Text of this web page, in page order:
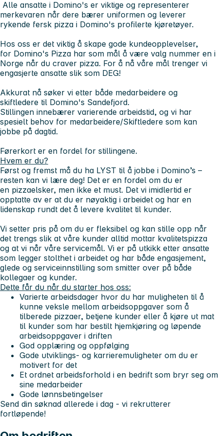
Alle ansatte i Domino's er viktige og representerer
merkevaren når dere bærer uniformen og leverer
rykende fersk pizza i Domino's profilerte kjøretøyer.
Hos oss er det viktig å skape gode kundeopplevelser,
for Domino's Pizza har som mål å være valg nummer en i
Norge når du craver pizza. For å nå våre mål trenger vi
engasjerte ansatte slik som DEG!
Akkurat nå søker vi etter både medarbeidere og
skiftledere til Domino's Sandefjord.
Stillingen innebærer varierende arbeidstid, og vi har
spesielt behov for medarbeidere/Skiftledere som kan
jobbe på dagtid.
Førerkort er en fordel for stillingene.
Hvem er du?
Først og fremst må du ha LYST til å jobbe i Domino’s –
resten kan vi lære deg! Det er en fordel om du er
en pizzaelsker, men ikke et must. Det vi imidlertid er
opptatte av er at du er nøyaktig i arbeidet og har en
lidenskap rundt det å levere kvalitet til kunder.
Vi setter pris på om du er fleksibel og kan stille opp når
det trengs slik at våre kunder alltid mottar kvalitetspizza
og at vi når våre servicemål. Vi er på utkikk etter ansatte
som legger stolthet i arbeidet og har både engasjement,
glede og serviceinnstilling som smitter over på både
kollegaer og kunder.
Dette får du når du starter hos oss:
Varierte arbeidsdager hvor du har muligheten til å
kunne veksle mellom arbeidsoppgaver som å
tilberede pizzaer, betjene kunder eller å kjøre ut mat
til kunder som har bestilt hjemkjøring og løpende
arbeidsoppgaver i driften
God opplæring og oppfølging
Gode utviklings- og karrieremuligheter om du er
motivert for det
Et ordnet arbeidsforhold i en bedrift som bryr seg om
sine medarbeider
Gode lønnsbetingelser
Send din søknad allerede i dag - vi rekrutterer
fortløpende!